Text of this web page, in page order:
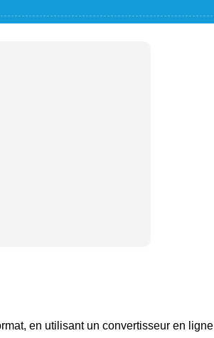
en utilisant un convertisseur en ligne